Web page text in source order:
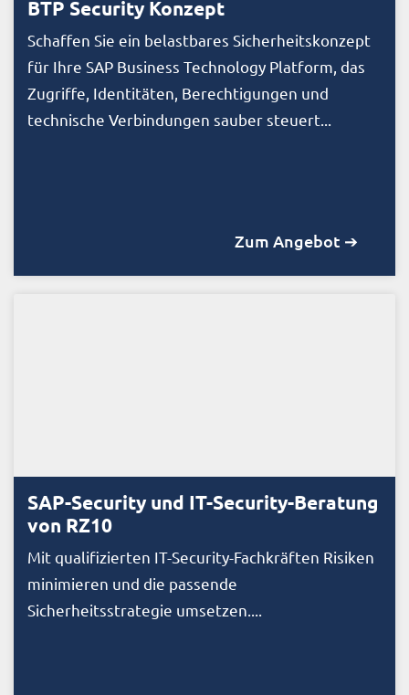
BTP Security Konzept
Schaffen Sie ein belastbares Sicherheitskonzept
für Ihre SAP Business Technology Platform, das
Zugriffe, Identitäten, Berechtigungen und
technische Verbindungen sauber steuert...
Zum Angebot ➔
SAP-Security und IT-Security-Beratung
von RZ10
Mit qualifizierten IT-Security-Fachkräften Risiken
minimieren und die passende
Sicherheitsstrategie umsetzen....